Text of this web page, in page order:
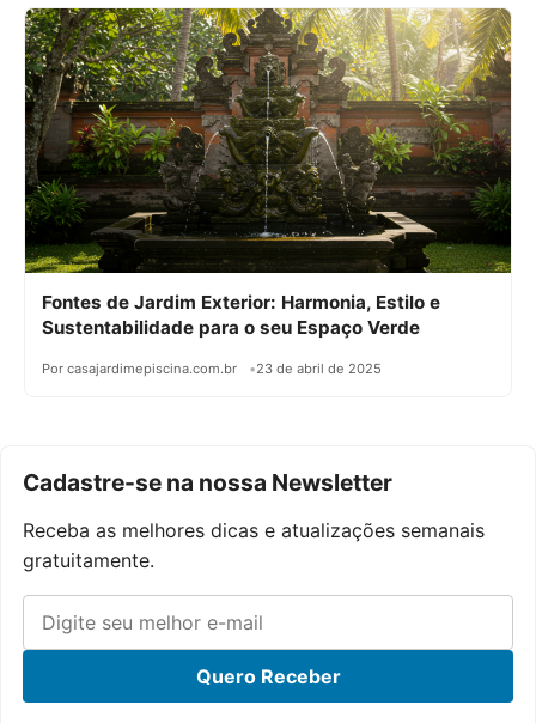
Fontes de Jardim Exterior: Harmonia, Estilo e
Sustentabilidade para o seu Espaço Verde
Por casajardimepiscina.com.br 23 de abril de 2025
Cadastre-se na nossa Newsletter
Receba as melhores dicas e atualizações semanais
gratuitamente.
Quero Receber